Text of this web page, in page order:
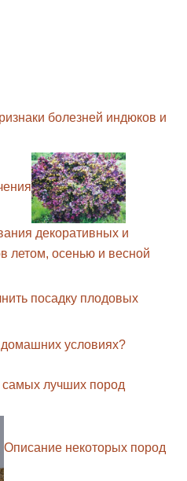
болезней индюков и
декоративных и
летом, осенью и весной
посадку плодовых
домашних условиях?
лучших пород
Описание некоторых пород